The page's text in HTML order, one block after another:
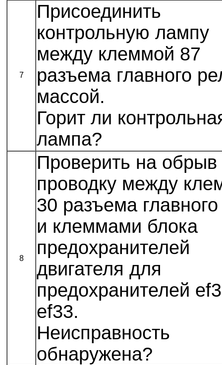
7
Присоединить
контрольную лампу
между клеммой 87
разъема главного
массой.
Горит ли
лампа?
8
Проверить на
проводку между
30 разъема
и клеммами блока
предохранителей
двигателя для
предохранителей
ef33.
Неисправность
обнаружена?